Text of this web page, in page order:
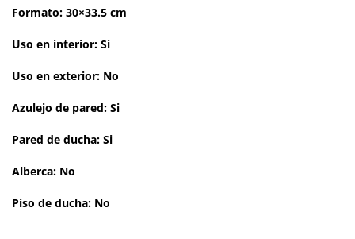
Formato: 30×33.5 cm
Uso en interior: Si
Uso en exterior: No
Azulejo de pared: Si
Pared de ducha: Si
Alberca: No
Piso de ducha: No